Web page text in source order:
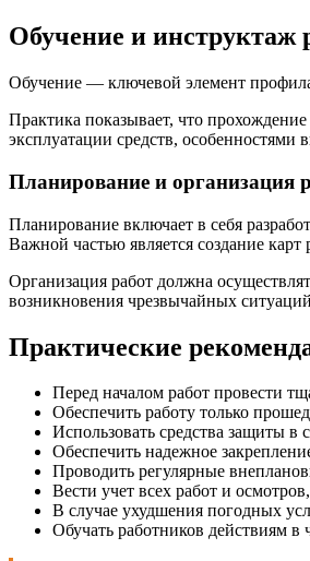
Обучение и инструктаж
Обучение — ключевой элемент
Практика показывает, что
эксплуатации средств,
Планирование и организация
Планирование включает в себя
Важной частью является создание
Организация работ должна
возникновения чрезвычайных
Практические
Перед началом работ провести
Обеспечить работу только
Использовать средства защиты
Обеспечить надежное
Проводить регулярные
Вести учет всех работ и
В случае ухудшения погодных
Обучать работников действиям